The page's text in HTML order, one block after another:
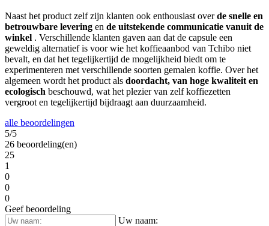
Naast het product zelf zijn klanten ook enthousiast overde snelle en
betrouwbare levering en de uitstekende communicatie vanuit de
winkel . Verschillende klanten gaven aan dat de capsule een
geweldig alternatief is voor wie het koffieaanbod van Tchibo niet
bevalt, en dat het tegelijkertijd de mogelijkheid biedt om te
experimenteren met verschillende soorten gemalen koffie. Over het
algemeen wordt het product als doordacht, van hoge kwaliteit en
ecologisch beschouwd, wat het plezier van zelf koffiezetten
vergroot en tegelijkertijd bijdraagt aan duurzaamheid.
alle beoordelingen
5/5
26 beoordeling(en)
25
1
0
0
0
Geef beoordeling
Uw naam: